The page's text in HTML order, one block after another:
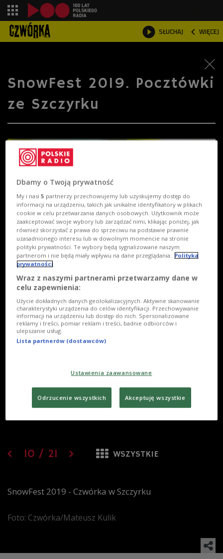
 SŁUCHAJ  WIĘCEJ

SnowFest 2019. Pocztówki
ze Szczyrku
10 / 21 WSZYSTKIE
SnowFest 2019 - Czwórka w Szczyrku
Foto: Czwórka/Mateusz Kulik
Dbamy o Twoją prywatność
My i nasi5 partnerzy przechowujemy lub uzyskujemy dostęp do
informacji na urządzeniu, takich jak unikalne identyfikatory w plikach
cookie w celu przetwarzania danych osobowych. Użytkownik może
zaakceptować swoje wybory lub zarządzać nimi, klikając poniżej, jak
również skorzystać z prawa do sprzeciwu na podstawie prawnie
uzasadnionego interesu lub w dowolnym momencie na stronie
polityki prywatności. Te wybory będą sygnalizowane naszym
partnerom i nie będą miały wpływu na dane przeglądania. Polityka
prywatności
Wraz z naszymi partnerami przetwarzamy dane w
celu zapewnienia:
Użycie dokładnych danych geolokalizacyjnych. Aktywne skanowanie
charakterystyki urządzenia do celów identyfikacji. Przechowywanie
informacji na urządzeniu lub dostęp do nich. Spersonalizowane
reklamy i treści, pomiar reklam i treści, badnie odbiorców i
ulepszanie usług.
Lista partnerów (dostawców)
Ustawienia zaawansowane
Odrzucenie wszystkich Akceptuję wszystkie